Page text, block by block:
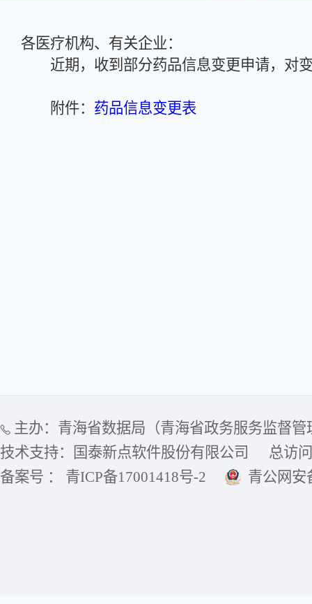
各医疗机构、有关企业：
近期，收到部分药品信息变更申请，对
附件： 药品信息变更表
主办：青海省数据局（青海省政务服务监督管
技术支持：国泰新点软件股份有限公司
总访
备案号 ： 青ICP备17001418号-2
青公网安